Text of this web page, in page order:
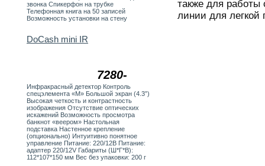
звонка Спикерфон на трубке
Телефонная книга на 50 записей
Возможность установки на стену
7280-
DoCash mini IR
Инфракрасный детектор Контроль
спецэлемента «М» Большой экран (4.3”)
Высокая четкость и контрастность
изображения Отсутствие оптических
искажений Возможность просмотра
банкнот «веером» Настольная
подставка Настенное крепление
(опционально) Интуитивно понятное
управление Питание: 220/12В Питание:
адаптер 220/12V Габариты (Ш*Г*В):
112*107*150 мм Вес без упаковки: 200 г
также для работы
линии для